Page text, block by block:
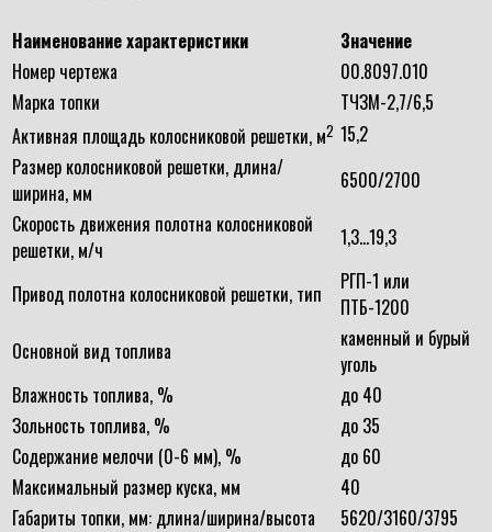
Наименование характеристики
Значение
Номер чертежа
00.8097.010
Марка топки
ТЧЗМ-2,7/6,5
Активная площадь колосниковой решетки, м2 15,2
Размер колосниковой решетки, длина/
ширина, мм
6500/2700
Скорость движения полотна колосниковой
решетки, м/ч
1,3…19,3
Привод полотна колосниковой решетки, тип
РГП-1 или
ПТБ-1200
Основной вид топлива
каменный и бурый
уголь
Влажность топлива, %
до 40
Зольность топлива, %
до 35
Содержание мелочи (0-6 мм), %
до 60
Максимальный размер куска, мм
40
Габариты топки, мм: длина/ширина/высота
5620/3160/3795